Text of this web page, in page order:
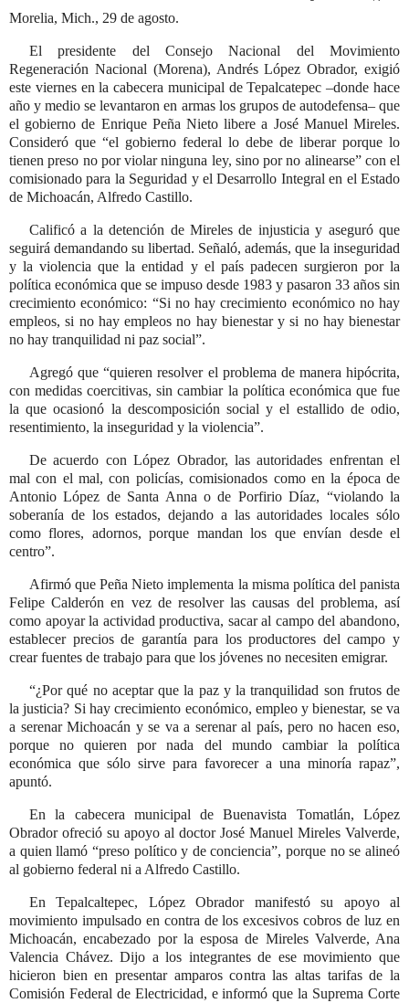
Morelia, Mich., 29 de agosto.
El presidente del Consejo Nacional del Movimiento
Regeneración Nacional (Morena), Andrés López Obrador, exigió
este viernes en la cabecera municipal de Tepalcatepec –donde hace
año y medio se levantaron en armas los grupos de autodefensa– que
el gobierno de Enrique Peña Nieto libere a José Manuel Mireles.
Consideró que
el gobierno federal lo debe de liberar porque lo
tienen preso no por violar ninguna ley, sino por no alinearse con el
comisionado para la Seguridad y el Desarrollo Integral en el Estado
de Michoacán, Alfredo Castillo.
Calificó a la detención de Mireles de injusticia y aseguró que
seguirá demandando su libertad. Señaló, además, que la inseguridad
y la violencia que la entidad y el país padecen surgieron por la
política económica que se impuso desde 1983 y pasaron 33 años sin
crecimiento económico:
Si no hay crecimiento económico no hay
empleos, si no hay empleos no hay bienestar y si no hay bienestar
no hay tranquilidad ni paz social .
Agregó que quieren resolver el problema de manera hipócrita,
con medidas coercitivas, sin cambiar la política económica que fue
la que ocasionó la descomposición social y el estallido de odio,
resentimiento, la inseguridad y la violencia .
De acuerdo con López Obrador, las autoridades enfrentan el
mal con el mal, con policías, comisionados como en la época de
Antonio López de Santa Anna o de Porfirio Díaz,
violando la
soberanía de los estados, dejando a las autoridades locales sólo
como flores, adornos, porque mandan los que envían desde el
centro .
Afirmó que Peña Nieto implementa la misma política del panista
Felipe Calderón en vez de resolver las causas del problema, así
como apoyar la actividad productiva, sacar al campo del abandono,
establecer precios de garantía para los productores del campo y
crear fuentes de trabajo para que los jóvenes no necesiten emigrar.
¿Por qué no aceptar que la paz y la tranquilidad son frutos de
la justicia? Si hay crecimiento económico, empleo y bienestar, se va
a serenar Michoacán y se va a serenar al país, pero no hacen eso,
porque no quieren por nada del mundo cambiar la política
económica que sólo sirve para favorecer a una minoría rapaz ,
apuntó.
En la cabecera municipal de Buenavista Tomatlán, López
Obrador ofreció su apoyo al doctor José Manuel Mireles Valverde,
a quien llamó
preso político y de conciencia , porque no se alineó
al gobierno federal ni a Alfredo Castillo.
En Tepalcaltepec, López Obra­dor manifestó su apoyo al
movimiento impulsado en contra de los excesivos cobros de luz en
Michoacán, encabezado por la esposa de Mireles Valverde, Ana
Valencia Chávez. Dijo a los integrantes de ese movimiento que
hicieron bien en presentar amparos contra las altas tarifas de la
Comisión Federal de Electricidad, e informó que la Su­prema Corte